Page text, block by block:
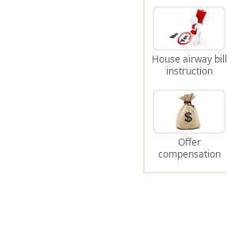
House airway bill
instruction
Offer
compensation